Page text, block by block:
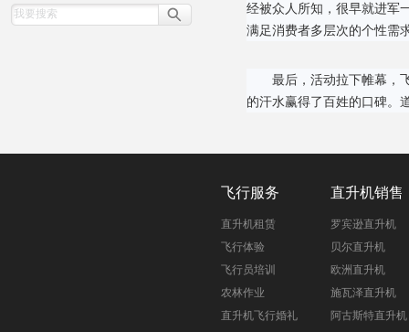
经被众人所知，很早就进军
满足消费者多层次的个性需
最后，活动拉下帷幕，
的汗水赢得了百姓的口碑。
飞行服务
直升机租赁
飞行体验
飞行员培训
农林作业
直升机飞行婚礼
直升机销售
罗宾逊直升机
贝尔直升机
欧洲直升机
施瓦泽直升机
阿古斯特直升机